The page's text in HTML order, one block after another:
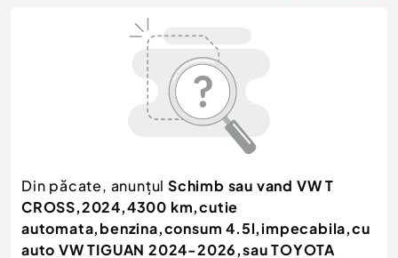
Auto, moto si ambarcatiuni
Electronice si electrocasnice
Mama si copilul
Moda si frumusete
Sport, timp liber, arta
Auto, moto si ambarcatiuni
Scutere - ATV - UTV
Autoutilitare
Ambarcatiuni
Camioane - Rulote - Remorci
Din păcate, anunțul Schimb sau vand VW T
CROSS,2024,4300 km,cutie
automata,benzina,consum 4.5l,impecabila,cu
auto VW TIGUAN 2024-2026,sau TOYOTA